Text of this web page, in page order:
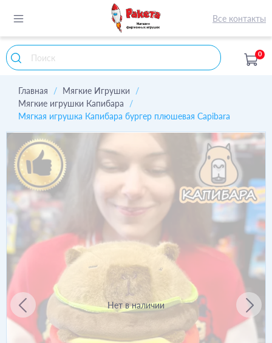
Все контакты
0
Главная
Мягкие Игрушки
Мягкие игрушки Капибара
Мягкая игрушка Капибара бургер плюшевая Capibara
Нет в наличии